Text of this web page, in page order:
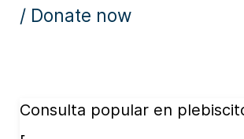
/ Donate now
Consulta popular en